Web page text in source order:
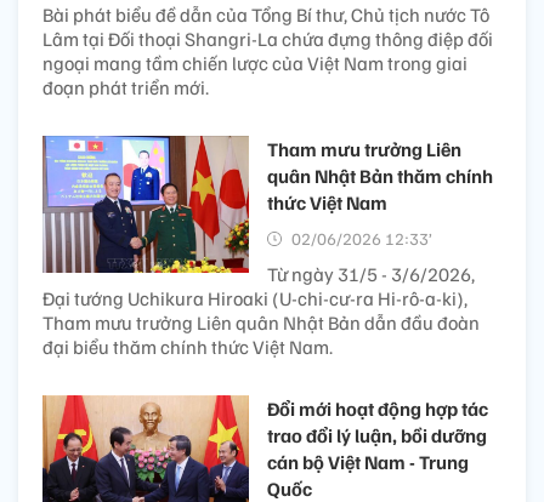
Bài phát biểu đề dẫn của Tổng Bí thư, Chủ tịch nước Tô
Lâm tại Đối thoại Shangri-La chứa đựng thông điệp đối
ngoại mang tầm chiến lược của Việt Nam trong giai
đoạn phát triển mới.
Tham mưu trưởng Liên
quân Nhật Bản thăm chính
thức Việt Nam
02/06/2026 12:33’
Từ ngày 31/5 - 3/6/2026,
Đại tướng Uchikura Hiroaki (U-chi-cư-ra Hi-rô-a-ki),
Tham mưu trưởng Liên quân Nhật Bản dẫn đầu đoàn
đại biểu thăm chính thức Việt Nam.
Đổi mới hoạt động hợp tác
trao đổi lý luận, bồi dưỡng
cán bộ Việt Nam - Trung
Quốc